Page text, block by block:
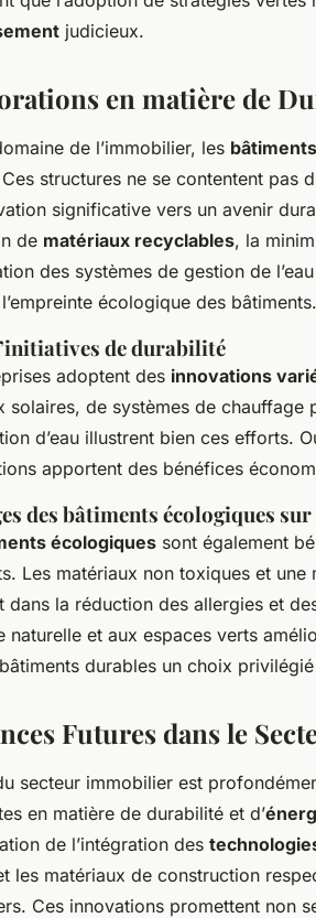
judicieux.
en matière de
de l’immobilier, les
structures ne se contentent pas
significative vers un avenir
de matériaux recyclables, la
des systèmes de gestion de
écologique des bâtiments.
de durabilité
adoptent des innovations
solaires, de systèmes de chauffage
d’eau illustrent bien ces efforts.
apportent des bénéfices
des bâtiments écologiques
écologiques sont également
Les matériaux non toxiques et
dans la réduction des allergies et
naturelle et aux espaces verts
durables un choix
Futures dans le
secteur immobilier est
en matière de durabilité et d’
de l’intégration des
les matériaux de construction
Ces innovations promettent non